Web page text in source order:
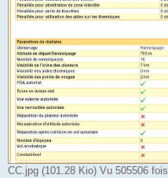
CC.jpg (101.28 Kio) Vu 505506 fois